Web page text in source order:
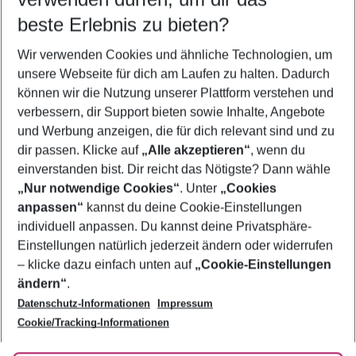
5-8 Nächte
2 Erwachsene Keine Kinder
Mehr Filter anzeigen
Footer
Footer navigation
Über uns
AGB
Bestpreisgarantie
Cookie-Einstellungen ändern
Cookie-Richtlinie
Agenturbetreuung
Barrierefreies Reisen
Folge uns
beste Erlebnis zu bieten?
Wir verwenden Cookies und ähnliche Technologien, um
unsere Webseite für dich am Laufen zu halten. Dadurch
können wir die Nutzung unserer Plattform verstehen und
verbessern, dir Support bieten sowie Inhalte, Angebote
und Werbung anzeigen, die für dich relevant sind und zu
dir passen. Klicke auf „Alle akzeptieren“, wenn du
einverstanden bist. Dir reicht das Nötigste? Dann wähle
„Nur notwendige Cookies“. Unter „Cookies
anpassen“ kannst du deine Cookie-Einstellungen
individuell anpassen. Du kannst deine Privatsphäre-
Einstellungen natürlich jederzeit ändern oder widerrufen
– klicke dazu einfach unten auf „Cookie-Einstellungen
ändern“.
Datenschutz-Informationen
Impressum
Cookie/Tracking-Informationen